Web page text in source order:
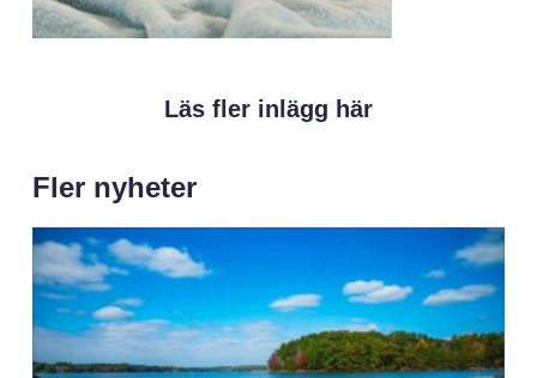
Läs fler inlägg här
Fler nyheter